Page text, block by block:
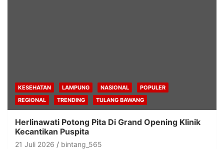
KESEHATAN LAMPUNG NASIONAL
POPULER
REGIONAL
TRENDING TULANG BAWANG
Herlinawati Potong Pita Di Grand Opening Klinik
Kecantikan Puspita
21 Juli 2026 bintang_565